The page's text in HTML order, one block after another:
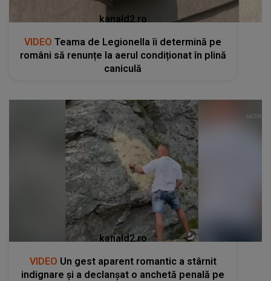
kanald2.ro
VIDEO Teama de Legionella îi determină pe
români să renunțe la aerul condiționat în plină
caniculă
kanald2.ro
VIDEO Un gest aparent romantic a stârnit
indignare și a declanșat o anchetă penală pe